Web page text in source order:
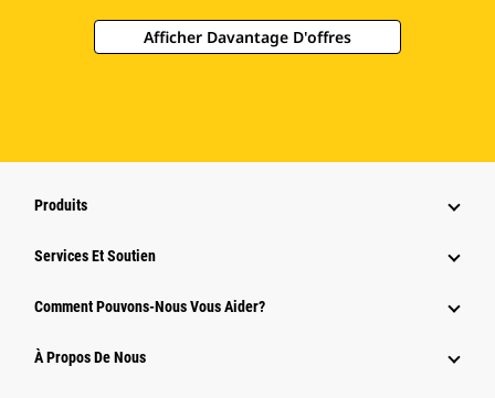
Afficher Davantage D'offres
Produits
Services Et Soutien
Comment Pouvons-Nous Vous Aider?
À Propos De Nous